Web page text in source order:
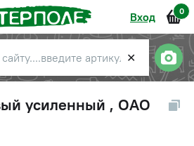
Вход 0
✕
усиленный , ОАО